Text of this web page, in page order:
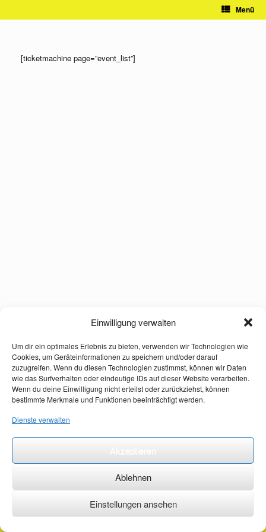
Einwilligung verwalten
Um dir ein optimales Erlebnis zu bieten, verwenden wir Technologien wie
Cookies, um Geräteinformationen zu speichern und/oder darauf
zuzugreifen. Wenn du diesen Technologien zustimmst, können wir Daten
wie das Surfverhalten oder eindeutige IDs auf dieser Website verarbeiten.
Wenn du deine Einwilligung nicht erteilst oder zurückziehst, können
bestimmte Merkmale und Funktionen beeinträchtigt werden.
Dienste verwalten
Ablehnen
Einstellungen ansehen
Menü
[ticketmachine page=”event_list”]
©2026 ·erstehilfekurs-mauch.de ·AGB ·Datenschutzerklärung ·Impressum ·